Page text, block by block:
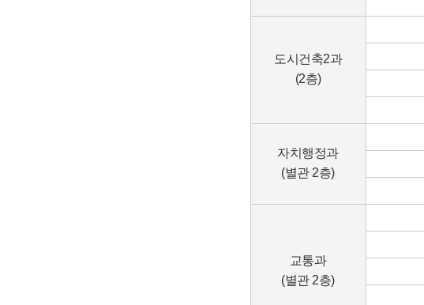
도시건축2과
(2층)
자치행정과
(별관 2층)
교통과
(별관 2층)